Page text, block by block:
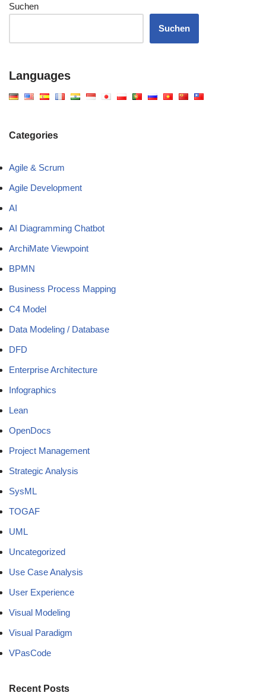
Suchen
Suchen
Languages
Categories
Agile & Scrum
Agile Development
AI
AI Diagramming Chatbot
ArchiMate Viewpoint
BPMN
Business Process Mapping
C4 Model
Data Modeling / Database
DFD
Enterprise Architecture
Infographics
Lean
OpenDocs
Project Management
Strategic Analysis
SysML
TOGAF
UML
Uncategorized
Use Case Analysis
User Experience
Visual Modeling
Visual Paradigm
VPasCode
Recent Posts